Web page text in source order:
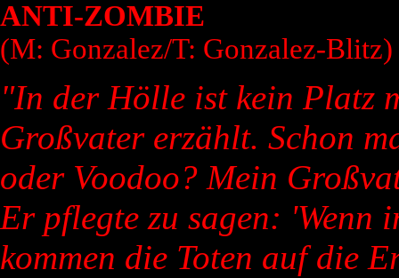
ANTI-ZOMBIE
(M: Gonzalez/T: Gonzalez-Blitz)
"In der Hölle ist kein Platz
Großvater erzählt. Schon
oder Voodoo? Mein
Er pflegte zu sagen: 'Wenn
kommen die Toten auf die